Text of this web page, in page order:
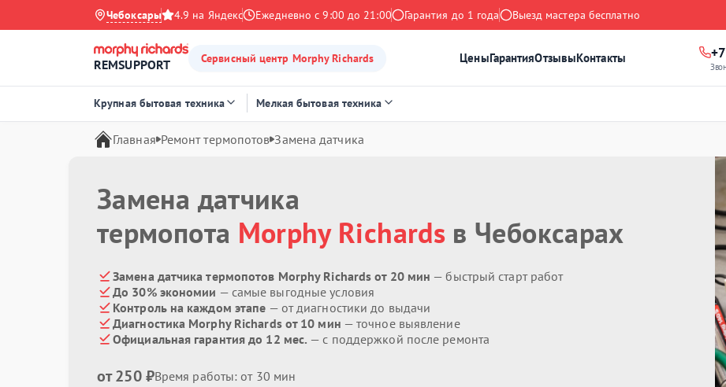
Чебоксары 4.9 на Яндекс Ежедневно с 9:00 до 21:00 Гарантия до 1 года Выезд мастера бесплатно
REMSUPPORT Сервисный центр Morphy Richards ЦеныГарантияОтзывыКонтакты
Крупная бытовая техника Мелкая бытовая техника
Главная Ремонт термопотов Замена датчика
Замена датчика
термопота Morphy Richards в Чебоксарах
Замена датчика термопотов Morphy Richards от 20 мин — быстрый старт работ
До 30% экономии — самые выгодные условия
Контроль на каждом этапе — от диагностики до выдачи
Диагностика Morphy Richards от 10 мин — точное выявление
Официальная гарантия до 12 мес. — с поддержкой после ремонта
от 250 ₽Время работы: от 30 мин